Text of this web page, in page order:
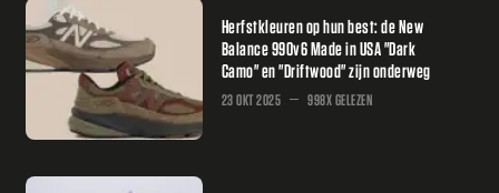
Herfstkleuren op hun best: de New
Balance 990v6 Made in USA "Dark
Camo" en "Driftwood" zijn onderweg
23 OKT 2025 998X GELEZEN